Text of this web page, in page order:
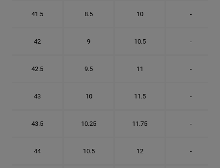
41.5 8.5 10 -
42 9 10.5 -
42.5 9.5 11 -
43 10 11.5 -
43.5 10.25 11.75 -
44 10.5 12 -